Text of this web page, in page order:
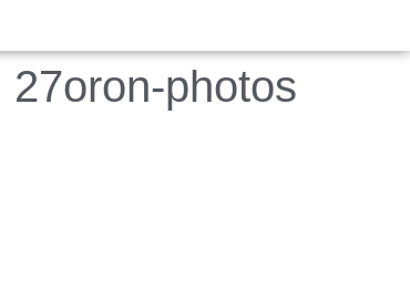
27oron-photos